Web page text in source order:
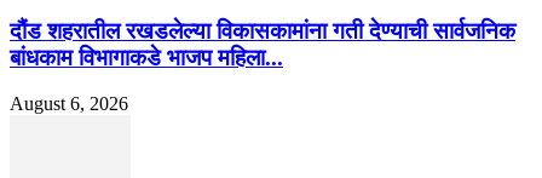
दौंड शहरातील रखडलेल्या विकासकामांना गती देण्याची सार्वजनिक
बांधकाम विभागाकडे भाजप महिला...
August 6, 2026